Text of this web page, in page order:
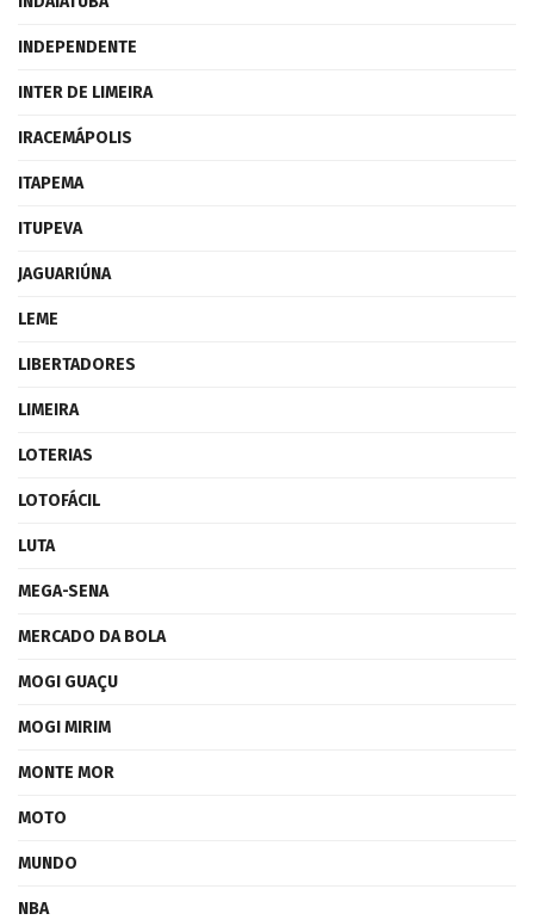
INDEPENDENTE
INTER DE LIMEIRA
IRACEMÁPOLIS
ITAPEMA
ITUPEVA
JAGUARIÚNA
LEME
LIBERTADORES
LIMEIRA
LOTERIAS
LOTOFÁCIL
LUTA
MEGA-SENA
MERCADO DA BOLA
MOGI GUAÇU
MOGI MIRIM
MONTE MOR
MOTO
MUNDO
NBA